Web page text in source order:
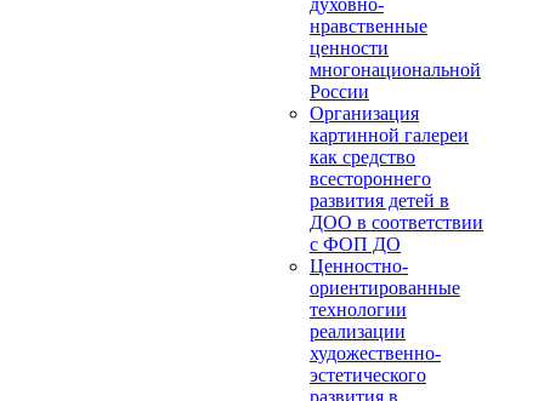
духовно-
нравственные
ценности
многонациональной
России
Организация
картинной галереи
как средство
всестороннего
развития детей в
ДОО в соответствии
с ФОП ДО
Ценностно-
ориентированные
технологии
реализации
художественно-
эстетического